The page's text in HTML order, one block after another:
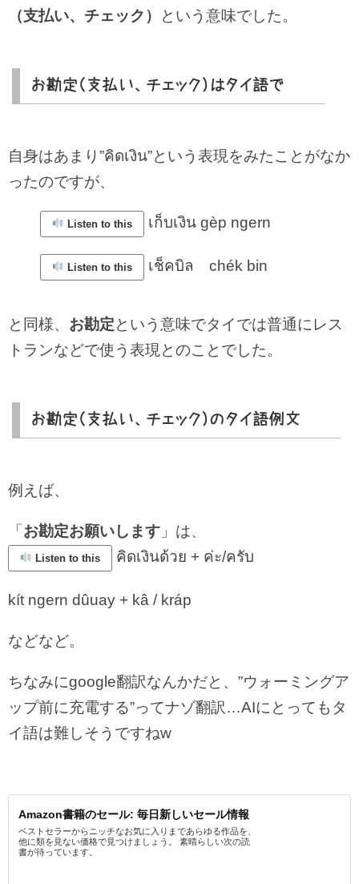
（支払い、チェック）
という意味でした。
お勘定（支払い、チェック）はタイ語で
自身はあまり”คิดเงิน”という表現をみたことがなか
ったのですが、
Listen to this เก็บเงิน gèp ngern
Listen to this เช็คบิล chék bin
と同様、 お勘定という意味でタイでは普通にレス
トランなどで使う表現とのことでした。
お勘定（支払い、チェック）のタイ語例文
例えば、
「 お勘定お願いします 」は、
Listen to this คิดเงินด้วย + ค่ะ/ครับ
kít ngern dûuay + kâ / kráp
などなど。
ちなみにgoogle翻訳なんかだと、”ウォーミングア
ップ前に充電する”ってナゾ翻訳…AIにとってもタ
イ語は難しそうですねw
Amazon書籍のセール: 毎日新しいセール情報
ベストセラーからニッチなお気に入りまであらゆる作品を、
他に類を見ない価格で見つけましょう。 素晴らしい次の読
書が待っています。